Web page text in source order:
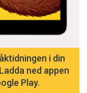
i din
ned appen
Play.